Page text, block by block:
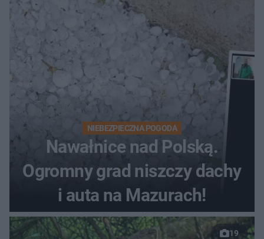
NIEBEZPIECZNA POGODA
Nawałnice nad Polską.
Ogromny grad niszczy dachy
i auta na Mazurach!
19